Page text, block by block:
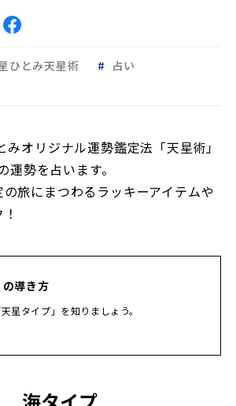
ひとみ天星術
占い
オリジナル運勢鑑定法「天星術」
勢を占います。
の旅にまつわるラッキーアイテムや
の導き方
星タイプ」を知りましょう。